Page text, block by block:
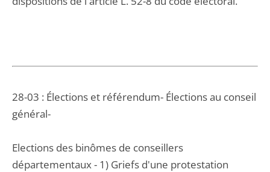
28-03 : Élections et référendum- Élections au conseil
général-
Elections des binômes de conseillers
départementaux - 1) Griefs d'une protestation